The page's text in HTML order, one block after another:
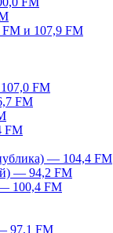
и 107,9 FM
FM
FM
FM
— 104,4 FM
— 94,2 FM
100,4 FM
97,1 FM